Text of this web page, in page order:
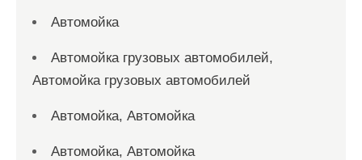
Автомойка
Автомойка грузовых автомобилей,
Автомойка грузовых автомобилей
Автомойка, Автомойка
Автомойка, Автомойка